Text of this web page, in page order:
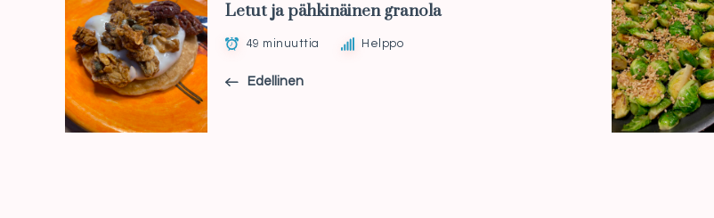
Letut ja pähkinäinen granola
49 minuuttia Helppo
Edellinen